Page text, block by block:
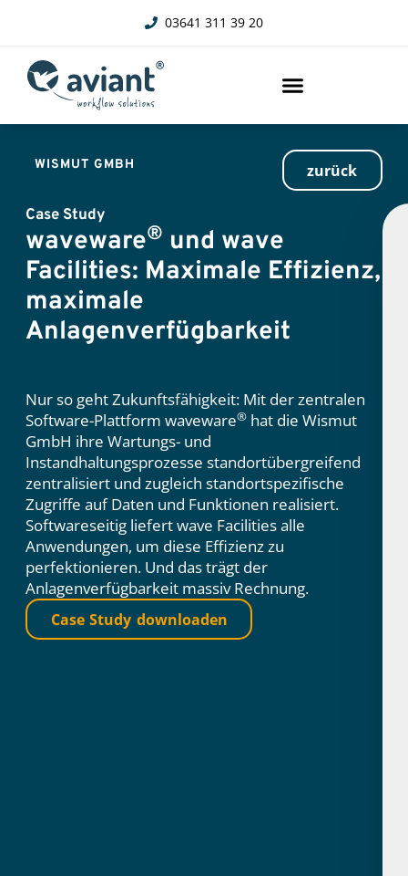
03641 311 39 20
WISMUT GMBH zurück
Case Study
waveware® und wave
Facilities: Maximale Effizienz,
maximale
Anlagenverfügbarkeit
Nur so geht Zukunftsfähigkeit: Mit der zentralen
Software-Plattform waveware® hat die Wismut
GmbH ihre Wartungs- und
Instandhaltungsprozesse standortübergreifend
zentralisiert und zugleich standortspezifische
Zugriffe auf Daten und Funktionen realisiert.
Softwareseitig liefert wave Facilities alle
Anwendungen, um diese Effizienz zu
perfektionieren. Und das trägt der
Anlagenverfügbarkeit massiv Rechnung.
Case Study downloaden